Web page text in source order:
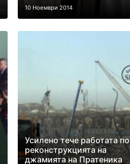
10 Ноември 2014
Усилено тече работата по
реконструкцията на
джамията на Пратеника